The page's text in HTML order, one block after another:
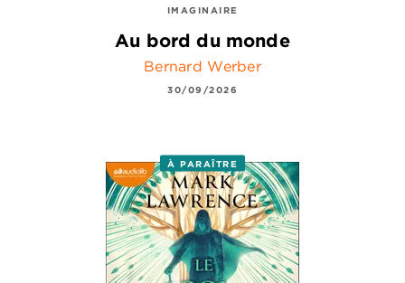
IMAGINAIRE
Au bord du monde
Bernard Werber
30/09/2026
À PARAÎTRE